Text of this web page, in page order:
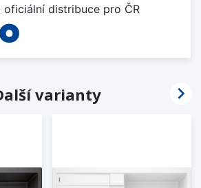
distribuce pro ČR
varianty 